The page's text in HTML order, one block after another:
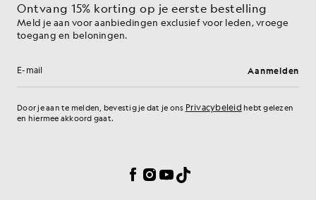
Ontvang 15% korting op je eerste bestelling
Meld je aan voor aanbiedingen exclusief voor leden, vroege
toegang en beloningen.
E-mailadres Aanmelden
Door je aan te melden, bevestig je dat je ons Privacybeleid hebt gelezen
en hiermee akkoord gaat.
Facebook
Instagram
YouTube
TikTok